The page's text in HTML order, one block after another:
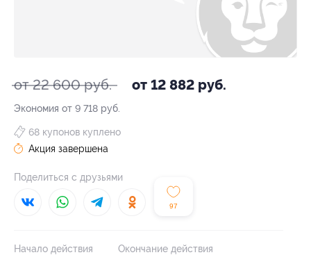
от 22 600 руб. от 12 882 руб.
Экономия от 9 718 руб.
97
68 купонов куплено
Акция завершена
Поделиться с друзьями
Начало действия Окончание действия